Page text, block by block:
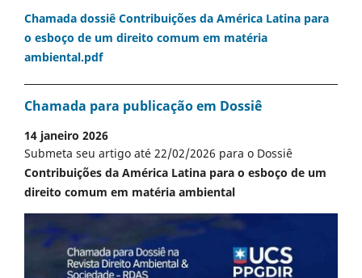
Chamada dossiê Contribuições da América Latina para
o esboço de um direito comum em matéria
ambiental.pdf
Chamada para publicação em Dossiê
14 janeiro 2026
Submeta seu artigo até 22/02/2026 para o Dossiê
Contribuições da América Latina para o esboço de um
direito comum em matéria ambiental